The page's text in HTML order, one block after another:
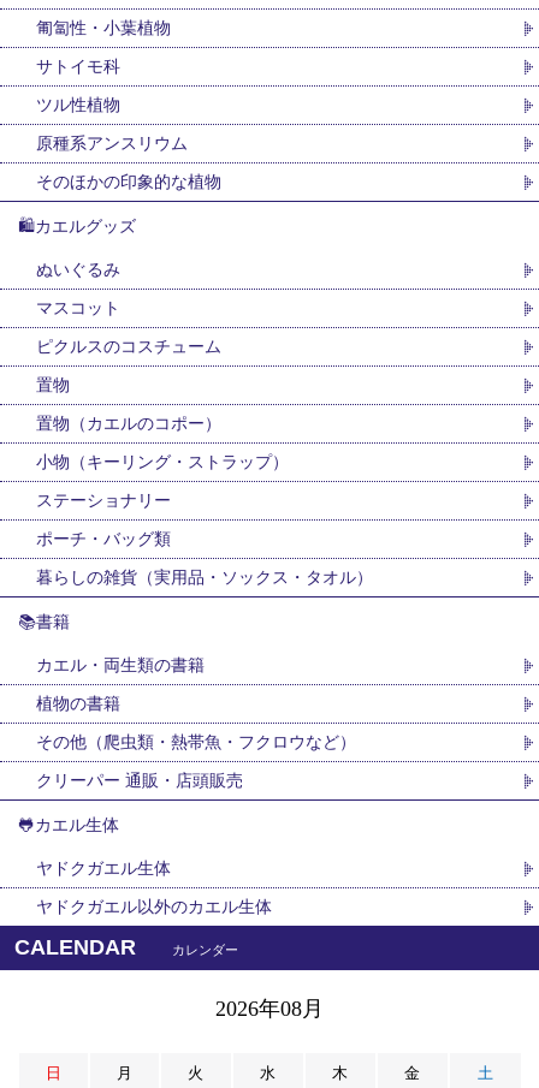
匍匐性・小葉植物
サトイモ科
ツル性植物
原種系アンスリウム
そのほかの印象的な植物
🛍カエルグッズ
ぬいぐるみ
マスコット
ピクルスのコスチューム
置物
置物（カエルのコポー）
小物（キーリング・ストラップ）
ステーショナリー
ポーチ・バッグ類
暮らしの雑貨（実用品・ソックス・タオル）
📚書籍
カエル・両生類の書籍
植物の書籍
その他（爬虫類・熱帯魚・フクロウなど）
クリーパー 通販・店頭販売
🐸カエル生体
ヤドクガエル生体
ヤドクガエル以外のカエル生体
CALENDAR カレンダー
2026年08月
日 月 火 水 木 金 土